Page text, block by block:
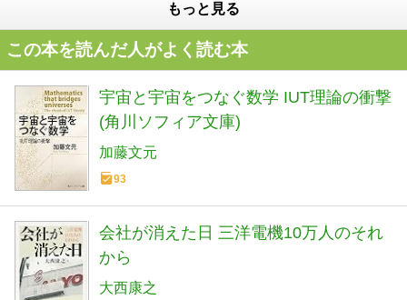
もっと見る
この本を読んだ人がよく読む本
宇宙と宇宙をつなぐ数学 IUT理論の衝撃
(角川ソフィア文庫)
加藤文元
93
会社が消えた日 三洋電機10万人のそれ
から
大西康之